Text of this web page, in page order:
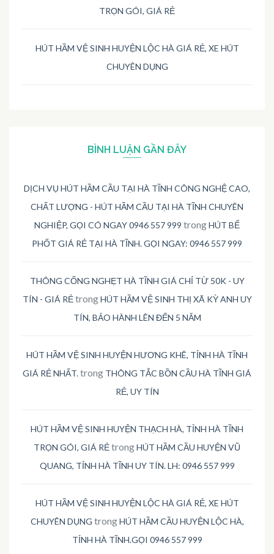
TRỌN GÓI, GIÁ RẺ
HÚT HẦM VỆ SINH HUYỆN LỘC HÀ GIÁ RẺ, XE HÚT
CHUYÊN DỤNG
BÌNH LUẬN GẦN ĐÂY
DỊCH VỤ HÚT HẦM CẦU TẠI HÀ TĨNH CÔNG NGHỆ CAO,
CHẤT LƯỢNG - HÚT HẦM CẦU TẠI HÀ TĨNH CHUYÊN
NGHIỆP, GỌI CÓ NGAY 0946 557 999 trongHÚT BỂ
PHỐT GIÁ RẺ TẠI HÀ TĨNH. GỌI NGAY: 0946 557 999
THÔNG CỐNG NGHẸT HÀ TĨNH GIÁ CHỈ TỪ 50K - UY
TÍN - GIÁ RẺtrongHÚT HẦM VỆ SINH THỊ XÃ KỲ ANH UY
TÍN, BẢO HÀNH LÊN ĐẾN 5 NĂM
HÚT HẦM VỆ SINH HUYỆN HƯƠNG KHÊ, TỈNH HÀ TĨNH
GIÁ RẺ NHẤT.trong THÔNG TẮC BỒN CẦU HÀ TĨNH GIÁ
RẺ, UY TÍN
HÚT HẦM VỆ SINH HUYỆN THẠCH HÀ, TỈNH HÀ TĨNH
TRỌN GÓI, GIÁ RẺtrongHÚT HẦM CẦU HUYỆN VŨ
QUANG, TỈNH HÀ TĨNH UY TÍN. LH: 0946 557 999
HÚT HẦM VỆ SINH HUYỆN LỘC HÀ GIÁ RẺ, XE HÚT
CHUYÊN DỤNG trongHÚT HẦM CẦU HUYỆN LỘC HÀ,
TỈNH HÀ TĨNH.GỌI 0946 557 999